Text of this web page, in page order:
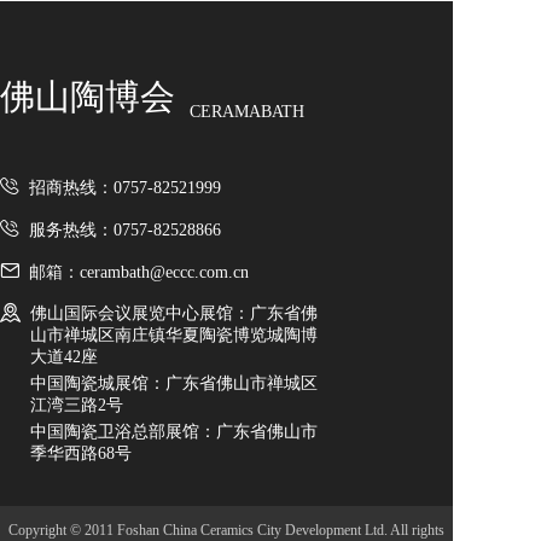
佛山陶博会 CERAMABATH
招商热线：0757-82521999
服务热线：0757-82528866
邮箱：cerambath@eccc.com.cn
佛山国际会议展览中心展馆：广东省佛
山市禅城区南庄镇华夏陶瓷博览城陶博
大道42座
中国陶瓷城展馆：广东省佛山市禅城区
江湾三路2号
中国陶瓷卫浴总部展馆：广东省佛山市
季华西路68号
Copyright © 2011 Foshan China Ceramics City Development Ltd. All rights